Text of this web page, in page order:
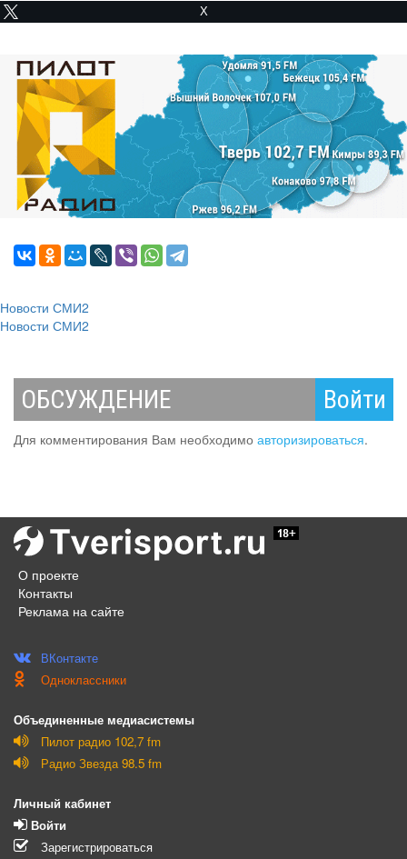
X
Новости СМИ2
Новости СМИ2
ОБСУЖДЕНИЕ Войти
Для комментирования Вам необходимо авторизироваться.
О проекте
Контакты
Реклама на сайте
ВКонтакте
Одноклассники
Объединенные медиасистемы
Пилот радио 102,7 fm
Радио Звезда 98.5 fm
Личный кабинет
Войти
Зарегистрироваться